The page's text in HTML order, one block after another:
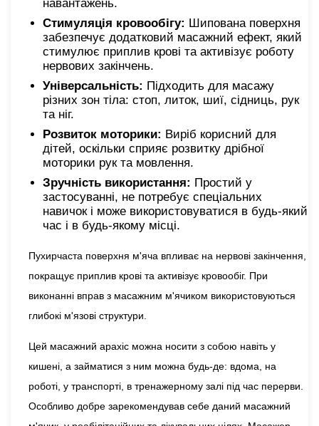
навантажень.
Стимуляція кровообігу: Шипована поверхня
забезпечує додатковий масажний ефект, який
стимулює приплив крові та активізує роботу
нервових закінчень.
Універсальність: Підходить для масажу
різних зон тіла: стоп, литок, шиї, сідниць, рук
та ніг.
Розвиток моторики: Виріб корисний для
дітей, оскільки сприяє розвитку дрібної
моторики рук та мовлення.
Зручність використання: Простий у
застосуванні, не потребує спеціальних
навичок і може використовуватися в будь-який
час і в будь-якому місці.
Пухирчаста поверхня м'яча впливає на нервові закінчення,
покращує приплив крові та активізує кровообіг. При
виконанні вправ з масажним м'ячиком використовуються
глибокі м'язові структури.
Цей масажний арахіс можна носити з собою навіть у
кишені, а займатися з ним можна будь-де: вдома, на
роботі, у транспорті, в тренажерному залі під час перерви.
Особливо добре зарекомендував себе даний масажний